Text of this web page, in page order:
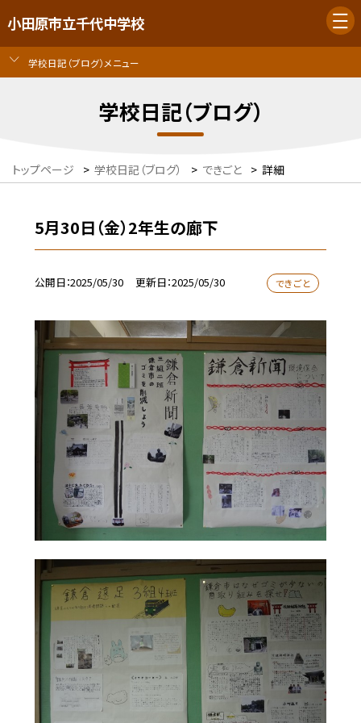
小田原市立千代中学校
学校日記（ブログ）メニュー
学校日記（ブログ）
トップページ > 学校日記（ブログ） > できごと > 詳細
5月30日（金）2年生の廊下
公開日 2025/05/30 更新日 2025/05/30 できごと